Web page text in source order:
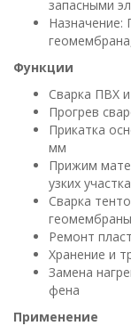
запасными
Функции
Сварка ПВХ
Прогрев
Прикатка
мм
Прижим
узких
Сварка
геомембраны
Ремонт
Хранение и
Замена
фена
Применение